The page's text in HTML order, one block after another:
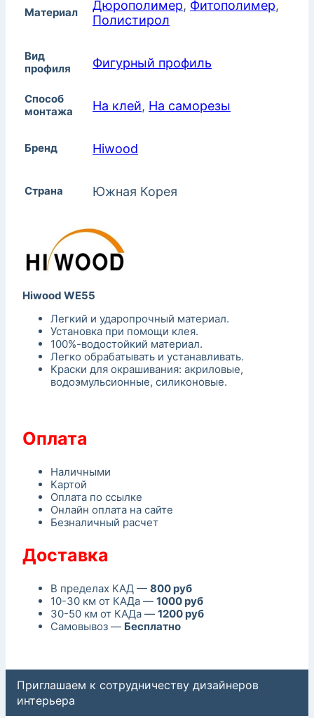
Материал Дюрополимер, Фитополимер,
Полистирол
Вид
профиля
Фигурный профиль
Способ
монтажа
На клей, На саморезы
Бренд Hiwood
Страна Южная Корея
Hiwood WE55
Легкий и ударопрочный материал.
Установка при помощи клея.
100%-водостойкий материал.
Легко обрабатывать и устанавливать.
Краски для окрашивания: акриловые,
водоэмульсионные, силиконовые.
Оплата
Наличными
Картой
Оплата по ссылке
Онлайн оплата на сайте
Безналичный расчет
Доставка
В пределах КАД — 800 руб
10-30 км от КАДа — 1000 руб
30-50 км от КАДа — 1200 руб
Самовывоз — Бесплатно
Приглашаем к сотрудничеству дизайнеров
интерьера